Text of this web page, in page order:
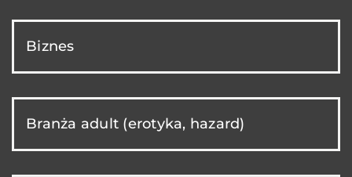
Biznes
Branża adult (erotyka, hazard)